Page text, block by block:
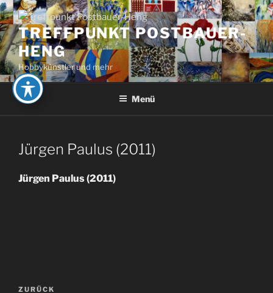
Zum
Inhalt
springenTREFFPUNKT POSTBAUER-
HENG
Hobbykünstler und mehr
Menü
Jürgen Paulus (2011)
Jürgen Paulus (2011)
Beitragsnavigation
Vorheriger
ZURÜCK